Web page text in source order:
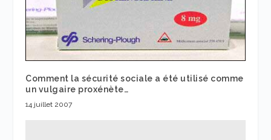
Comment la sécurité sociale a été utilisé comme
un vulgaire proxénète…
14 juillet 2007